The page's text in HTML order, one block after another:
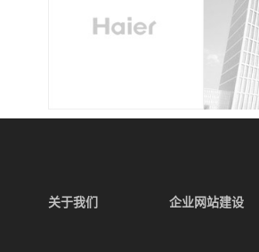
关于我们 企业网站建设